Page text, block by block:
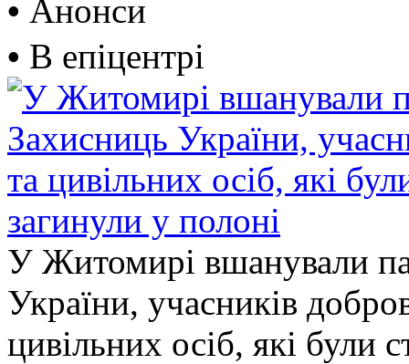
• Анонси
• В епіцентрі
У Житомирі вшанували
України, учасників
цивільних осіб, які були